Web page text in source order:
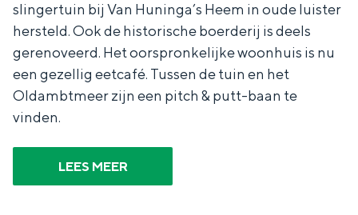
slingertuin bij Van Huninga’s Heem in oude luister
hersteld. Ook de historische boerderij is deels
gerenoveerd. Het oorspronkelijke woonhuis is nu
een gezellig eetcafé. Tussen de tuin en het
Oldambtmeer zijn een pitch & putt-baan te
vinden.
LEES MEER